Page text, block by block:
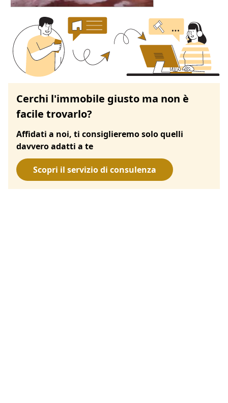
Cerchi l'immobile giusto ma non è
facile trovarlo?
Affidati a noi, ti consiglieremo solo quelli
davvero adatti a te
Scopri il servizio di consulenza